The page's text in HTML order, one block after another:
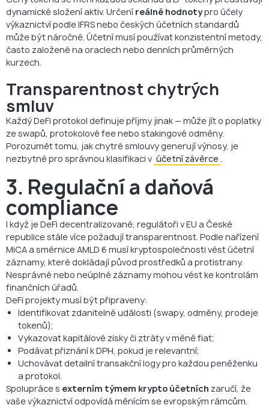
dynamické složení aktiv. Určení reálné hodnotypro účely
výkaznictví podle IFRS nebo českých účetních standardů
může být náročné. Účetní musí používat konzistentní metody,
často založené na oraclech nebo denních průměrných
kurzech.
Transparentnost chytrých
smluv
Každý DeFi protokol definuje příjmy jinak — může jít o poplatky
ze swapů, protokolové fee nebo stakingové odměny.
Porozumět tomu, jak chytré smlouvy generují výnosy, je
nezbytné pro správnou klasifikaci v účetní závěrce.
3. Regulační a daňová
compliance
I když je DeFi decentralizované, regulátoři v EU a České
republice stále více požadují transparentnost. Podle nařízení
MiCA a směrnice AMLD 6 musí kryptospolečnosti vést účetní
záznamy, které dokládají původ prostředků a protistrany.
Nesprávné nebo neúplné záznamy mohou vést ke kontrolám
finančních úřadů.
DeFi projekty musí být připraveny:
Identifikovat zdanitelné události (swapy, odměny, prodeje
tokenů);
Vykazovat kapitálové zisky či ztráty v měně fiat;
Podávat přiznání k DPH, pokud je relevantní;
Uchovávat detailní transakční logy pro každou peněženku
a protokol.
Spolupráce s externím týmem krypto účetních zaručí, že
vaše výkaznictví odpovídá měnícím se evropským rámcům.